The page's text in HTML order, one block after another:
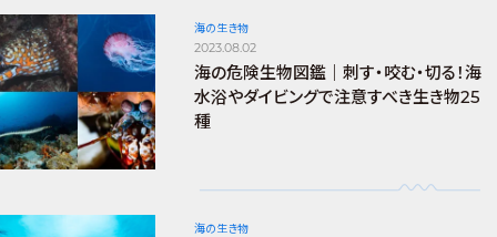
海の生き物
2023.08.02
海の危険生物図鑑｜刺す・咬む・切る！海
水浴やダイビングで注意すべき生き物25
種
海の生き物